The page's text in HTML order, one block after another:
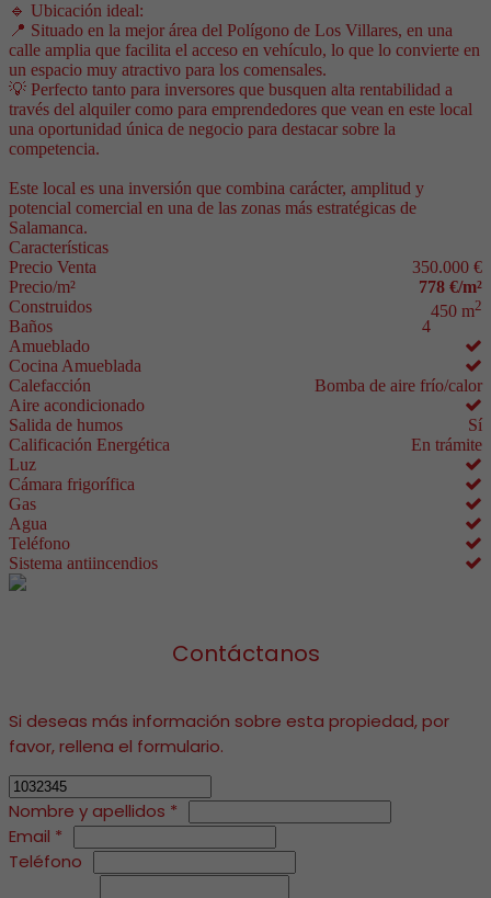
🔹 Ubicación ideal:
📍 Situado en la mejor área del Polígono de Los Villares, en una
calle amplia que facilita el acceso en vehículo, lo que lo convierte en
un espacio muy atractivo para los comensales.
💡 Perfecto tanto para inversores que busquen alta rentabilidad a
través del alquiler como para emprendedores que vean en este local
una oportunidad única de negocio para destacar sobre la
competencia.
Este local es una inversión que combina carácter, amplitud y
potencial comercial en una de las zonas más estratégicas de
Salamanca.
Características
Precio Venta
350.000 €
Precio/m²
778 €/m²
Construidos
450 m2
Baños
4
Amueblado
Cocina Amueblada
Calefacción
Bomba de aire frío/calor
Aire acondicionado
Salida de humos
Sí
Calificación Energética
En trámite
Luz
Cámara frigorífica
Gas
Agua
Teléfono
Sistema antiincendios
Contáctanos
Si deseas más información sobre esta propiedad, por
favor, rellena el formulario.
Nombre y apellidos *
Email *
Teléfono